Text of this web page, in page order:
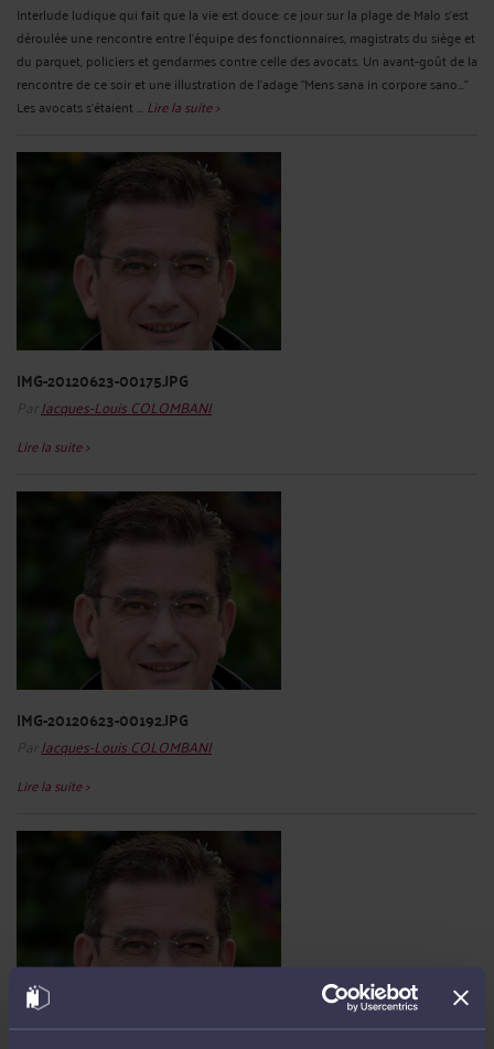
Interlude ludique qui fait que la vie est douce: ce jour sur la plage de Malo s'est
déroulée une rencontre entre l'équipe des fonctionnaires, magistrats du siège et
du parquet, policiers et gendarmes contre celle des avocats. Un avant-goût de la
rencontre de ce soir et une illustration de l'adage "Mens sana in corpore sano..."
Les avocats s'étaient ... Lire la suite >
IMG-20120623-00175.JPG
Par Jacques-Louis COLOMBANI
Lire la suite >
IMG-20120623-00192.JPG
Par Jacques-Louis COLOMBANI
Lire la suite >